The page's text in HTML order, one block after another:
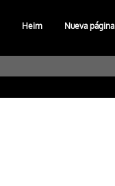
Heim Nueva página